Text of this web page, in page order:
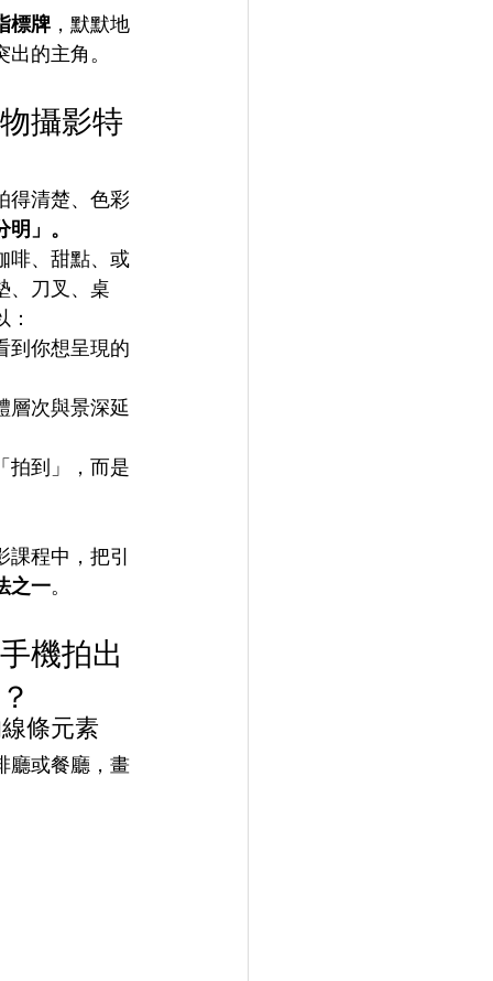
標牌 ，默默地
的主角。
攝影特
得清楚、色彩
」。
啡、甜點、或
、刀叉、桌
到你想呈現的
層次與景深延
拍到」，而是
程中，把引
之一。
機拍出
條元素
廳或餐廳，畫